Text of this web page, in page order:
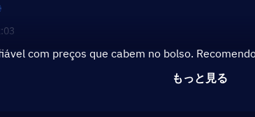
com preços que cabem no bolso.
もっと見る